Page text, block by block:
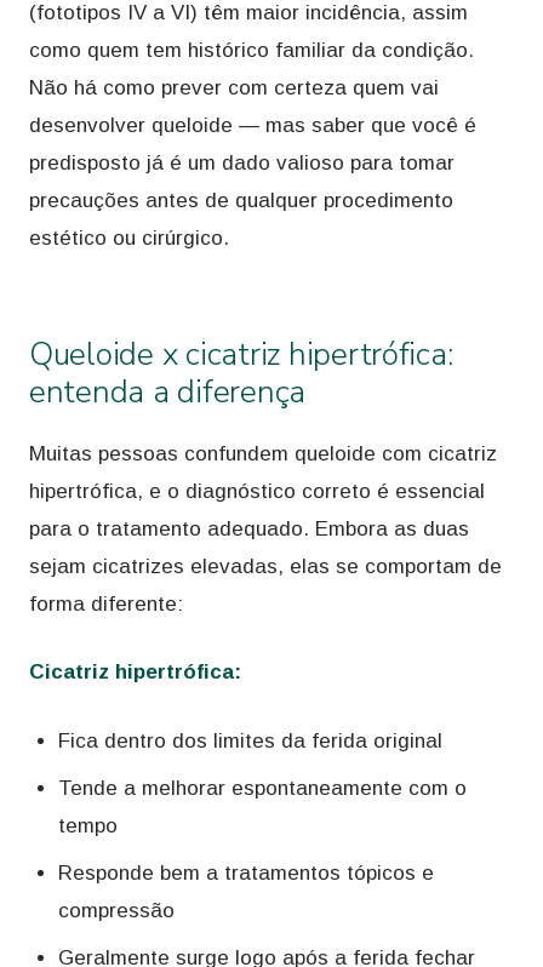
(fototipos IV a VI) têm maior incidência, assim
como quem tem histórico familiar da condição.
Não há como prever com certeza quem vai
desenvolver queloide — mas saber que você é
predisposto já é um dado valioso para tomar
precauções antes de qualquer procedimento
estético ou cirúrgico.
Queloide x cicatriz hipertrófica:
entenda a diferença
Muitas pessoas confundem queloide com cicatriz
hipertrófica, e o diagnóstico correto é essencial
para o tratamento adequado. Embora as duas
sejam cicatrizes elevadas, elas se comportam de
forma diferente:
Cicatriz hipertrófica:
Fica dentro dos limites da ferida original
Tende a melhorar espontaneamente com o
tempo
Responde bem a tratamentos tópicos e
compressão
Geralmente surge logo após a ferida fechar